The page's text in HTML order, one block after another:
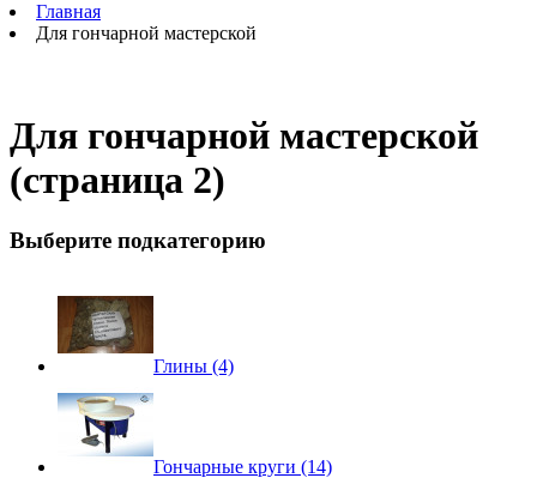
Главная
Для гончарной мастерской
Для гончарной мастерской
(страница 2)
Выберите подкатегорию
Глины (4)
Гончарные круги (14)